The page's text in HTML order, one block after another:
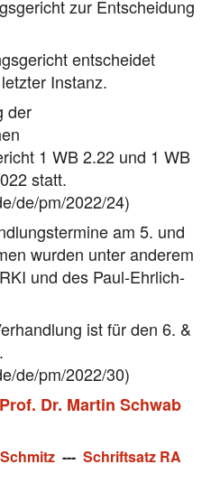
zur Entscheidung
entscheidet
Instanz.
der
1 WB 2.22 und 1 WB
statt.
de/pm/2022/24)
am 5. und
wurden unter anderem
und des Paul-Ehrlich-
ist für den 6. &
de/pm/2022/30)
Dr. Martin Schwab
--- Schriftsatz RA